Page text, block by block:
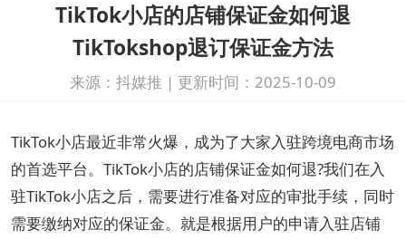
TikTok小店的店铺保证金如何退
TikTokshop退订保证金方法
来源：抖媒推 | 更新时间：2025-10-09
TikTok小店最近非常火爆，成为了大家入驻跨境电商市场
的首选平台。TikTok小店的店铺保证金如何退?我们在入
驻TikTok小店之后，需要进行准备对应的审批手续，同时
需要缴纳对应的保证金。就是根据用户的申请入驻店铺